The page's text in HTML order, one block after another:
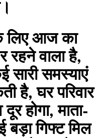
लिए आज का
रहने वाला है,
समस्याएं
है, घर परिवार
होगा, माता-
बड़ा गिफ्ट मिल